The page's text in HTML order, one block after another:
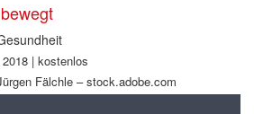
| kostenlos
Fälchle – stock.adobe.com